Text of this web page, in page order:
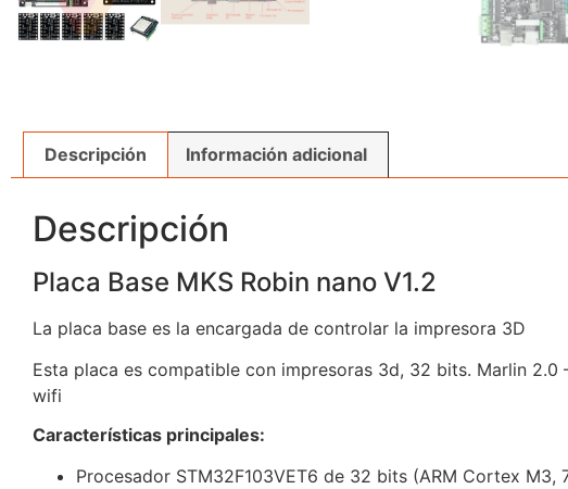
Descripción Información adicional
Descripción
Placa Base MKS Robin nano V1.2
La placa base es la encargada de controlar la impresora 3D
Esta placa es compatible con impresoras 3d, 32 bits. Marlin
wifi
Características principales:
Procesador STM32F103VET6 de 32 bits (ARM Cortex M3,